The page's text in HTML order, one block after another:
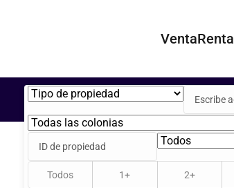
VentaRenta
Todos 1+ 2+